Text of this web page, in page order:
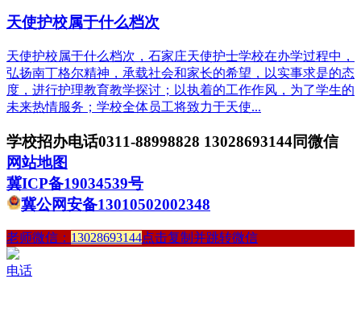
天使护校属于什么档次
天使护校属于什么档次，石家庄天使护士学校在办学过程中，
弘扬南丁格尔精神，承载社会和家长的希望，以实事求是的态
度，进行护理教育教学探讨；以执着的工作作风，为了学生的
未来热情服务；学校全体员工将致力于天使...
学校招办电话0311-88998828 13028693144同微信
网站地图
冀ICP备19034539号
冀公网安备13010502002348
老师微信： 13028693144点击复制并跳转微信
电话